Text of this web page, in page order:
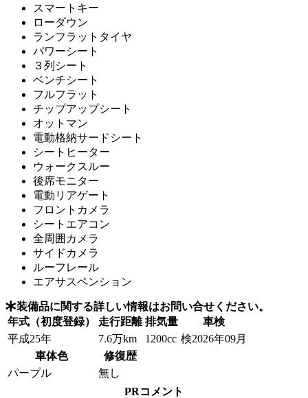
スマートキー
ローダウン
ランフラットタイヤ
パワーシート
３列シート
ベンチシート
フルフラット
チップアップシート
オットマン
電動格納サードシート
シートヒーター
ウォークスルー
後席モニター
電動リアゲート
フロントカメラ
シートエアコン
全周囲カメラ
サイドカメラ
ルーフレール
エアサスペンション
装備品に関する詳しい情報はお問い合せください。
年式（初度登録） 走行距離 排気量
車検
平成25年
7.6万km 1200cc 検2026年09月
車体色
修復歴
パープル
無し
PRコメント